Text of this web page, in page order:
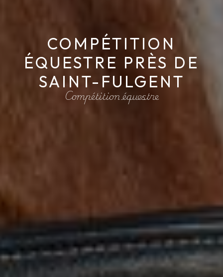
COMPÉTITION
ÉQUESTRE PRÈS DE
SAINT-FULGENT
Compétition équestre